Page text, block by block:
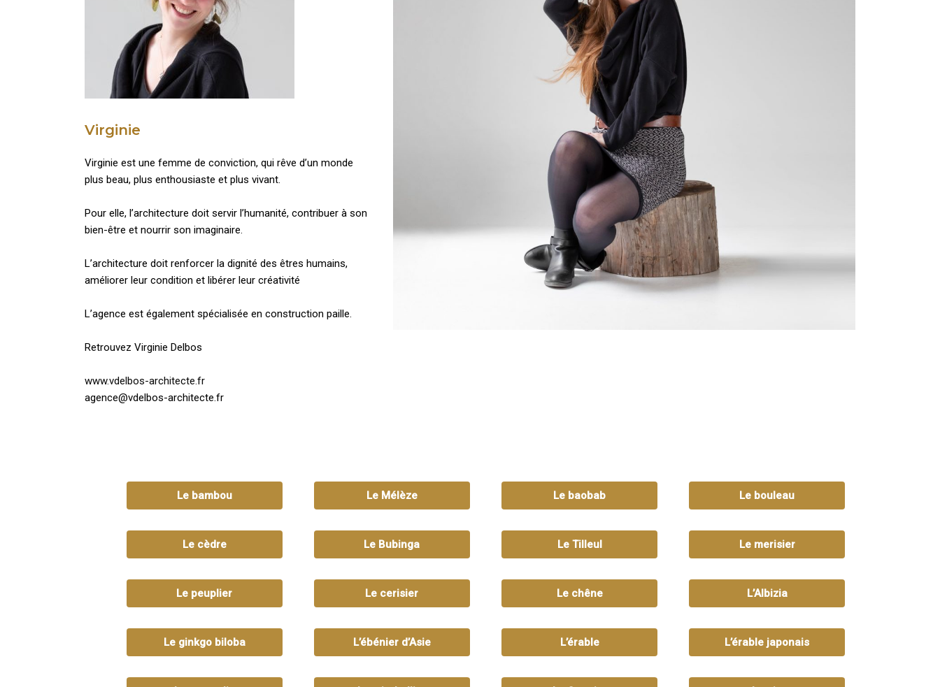
Virginie
Virginie est une femme de conviction, qui rêve d’un monde
plus beau, plus enthousiaste et plus vivant.
Pour elle, l’architecture doit servir l’humanité, contribuer à son
bien-être et nourrir son imaginaire.
L’architecture doit renforcer la dignité des êtres humains,
améliorer leur condition et libérer leur créativité
L’agence est également spécialisée en construction paille.
Retrouvez Virginie Delbos
www.vdelbos-architecte.fr
agence@vdelbos-architecte.fr
Le bambou Le Mélèze Le baobab Le bouleau
Le cèdre Le Bubinga Le Tilleul Le merisier
Le peuplier Le cerisier Le chêne L’Albizia
Le ginkgo biloba L’ébénier d’Asie L’érable L’érable japonais